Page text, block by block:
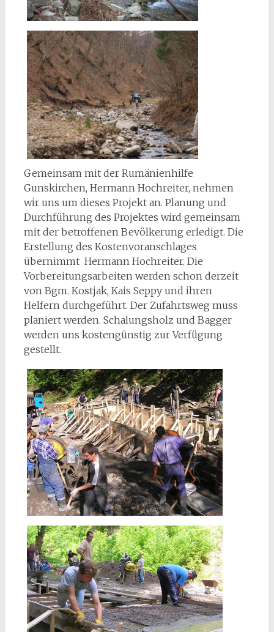
Gemeinsam mit der Rumänienhilfe
Gunskirchen, Hermann Hochreiter, nehmen
wir uns um dieses Projekt an. Planung und
Durchführung des Projektes wird gemeinsam
mit der betroffenen Bevölkerung erledigt. Die
Erstellung des Kostenvoranschlages
übernimmt Hermann Hochreiter. Die
Vorbereitungsarbeiten werden schon derzeit
von Bgm. Kostjak, Kais Seppy und ihren
Helfern durchgeführt. Der Zufahrtsweg muss
planiert werden. Schalungsholz und Bagger
werden uns kostengünstig zur Verfügung
gestellt.